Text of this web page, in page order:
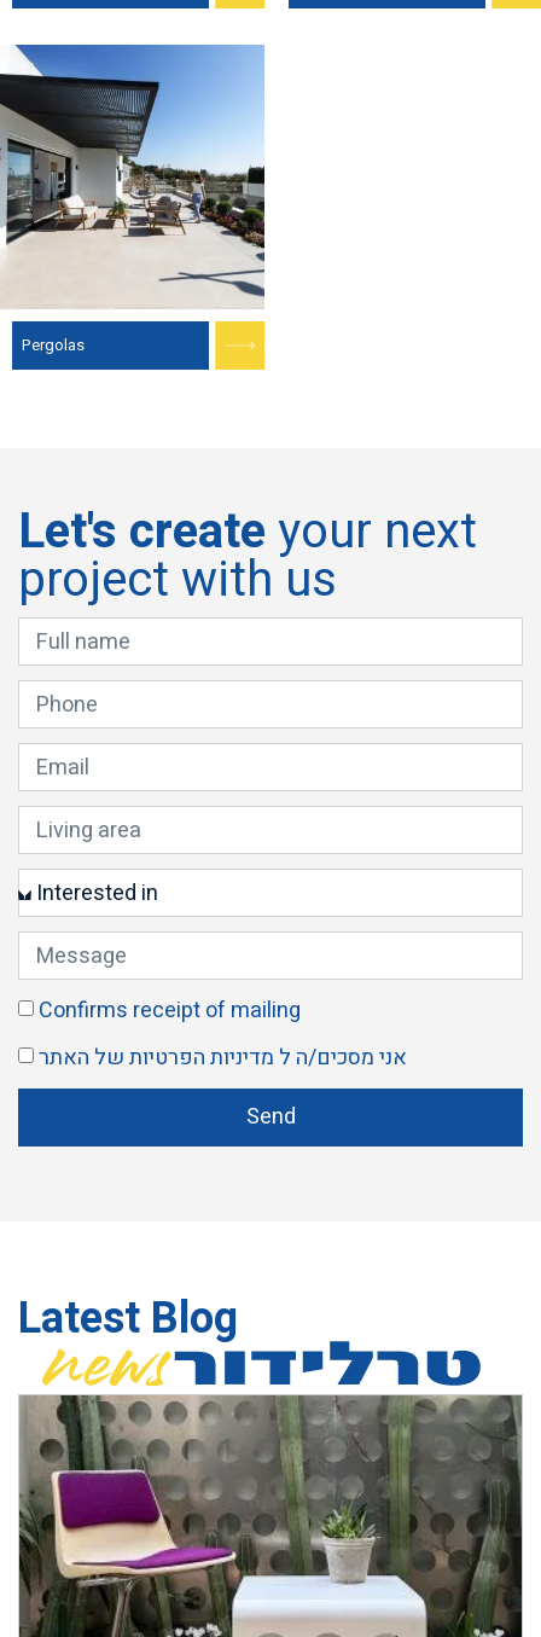
Pergolas
Let's createyour next
project with us
Confirms receipt of mailing
אני מסכים/ה ל מדיניות הפרטיותשל האתר
Send
Latest Blog